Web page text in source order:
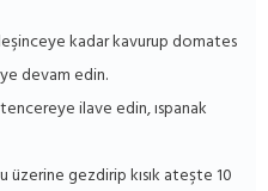
kadar kavurup domates
devam edin.
ilave edin, ıspanak
üzerine gezdirip kısık ateşte 10